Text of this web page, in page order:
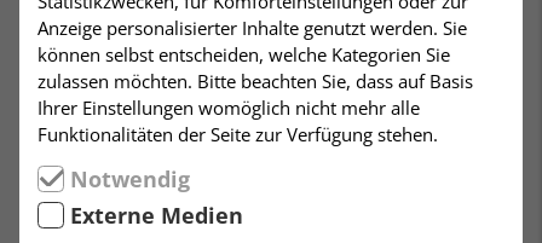
Politisch stand Dulk stets auf der Seite der
freiheitlichen Kräfte. Anders als die meisten der
Revolutionäre von 1848 machte er nie „seinen
Frieden“ mit dem preußischen Obrigkeitsstaat,
sondern schloß sich der sozialistischen
Arbeiterbewegung an. Große Popularität erreichte er
durch seine antiklerikalen Aktivitäten, die ihn zur Zeit
des Sozialistengesetzes wegen „Religionsschmähung“
sogar ins Gefängnis brachten.
Anzeige personalisierter Inhalte genutzt werden. Sie
können selbst entscheiden, welche Kategorien Sie
zulassen möchten. Bitte beachten Sie, dass auf Basis
Ihrer Einstellungen womöglich nicht mehr alle
Funktionalitäten der Seite zur Verfügung stehen.
Notwendig
Externe Medien